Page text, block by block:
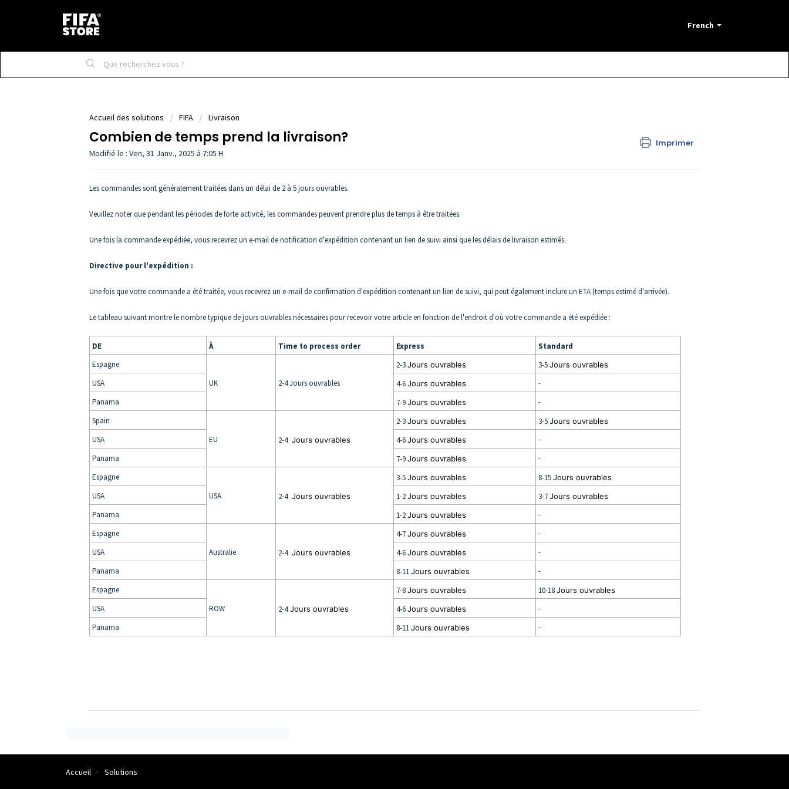
French
Accueil des solutions FIFA Livraison
Combien de temps prend la livraison? Imprimer
Modifié le : Ven, 31 Janv., 2025 à 7:05 H
Les commandes sont généralement traitées dans un délai de 2 à 5 jours ouvrables.
Veuillez noter que pendant les périodes de forte activité, les commandes peuvent prendre plus de temps à être traitées.
Une fois la commande expédiée, vous recevrez un e-mail de notification d'expédition contenant un lien de suivi ainsi que les délais de livraison estimés.
Directive pour l'expédition :
Une fois que votre commande a été traitée, vous recevrez un e-mail de confirmation d'expédition contenant un lien de suivi, qui peut également inclure un ETA (temps estimé d'arrivée).
Le tableau suivant montre le nombre typique de jours ouvrables nécessaires pour recevoir votre article en fonction de l'endroit d'où votre commande a été expédiée :
DE À Time to process order Express
Standard
Espagne
UK
2-4 Jours ouvrables
2-3Jours ouvrables 3-5Jours ouvrables
USA 4-6Jours ouvrables
-
Panama
7-9Jours ouvrables
-
Spain
EU
2-4 Jours ouvrables
2-3Jours ouvrables 3-5Jours ouvrables
USA 4-6Jours ouvrables
-
Panama
7-9Jours ouvrables
-
Espagne
USA
2-4 Jours ouvrables
3-5Jours ouvrables 8-15Jours ouvrables
USA 1-2Jours ouvrables 3-7Jours ouvrables
Panama 1-2Jours ouvrables
-
Espagne
Australie
2-4 Jours ouvrables
4-7Jours ouvrables
-
USA
4-6Jours ouvrables
-
Panama
8-11Jours ouvrables
-
Espagne
ROW
2-4Jours ouvrables
7-8Jours ouvrables 10-18Jours ouvrables
USA 4-6Jours ouvrables
-
Panama
8-11Jours ouvrables -
Accueil Solutions